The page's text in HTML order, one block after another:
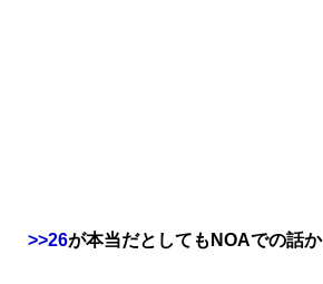
>>26が本当だとしてもNOAでの話か